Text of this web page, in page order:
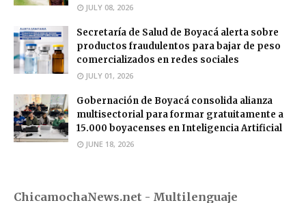
JULY 08, 2026
Secretaría de Salud de Boyacá alerta sobre
productos fraudulentos para bajar de peso
comercializados en redes sociales
JULY 01, 2026
Gobernación de Boyacá consolida alianza
multisectorial para formar gratuitamente a
15.000 boyacenses en Inteligencia Artificial
JUNE 18, 2026
ChicamochaNews.net - Multilenguaje